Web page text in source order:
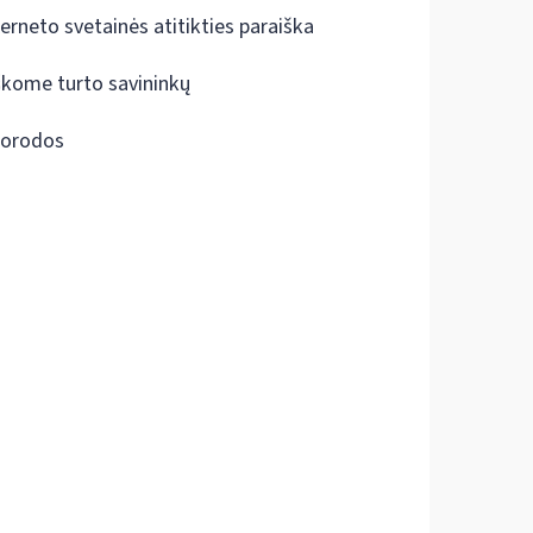
svetainės atitikties paraiška
turto savininkų